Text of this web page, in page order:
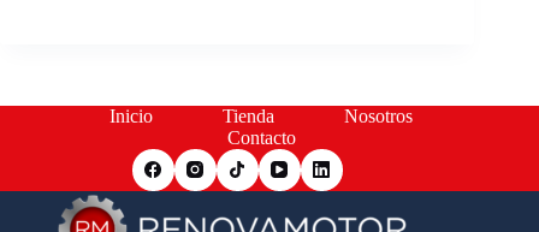
Inicio Tienda
Nosotros
Contacto